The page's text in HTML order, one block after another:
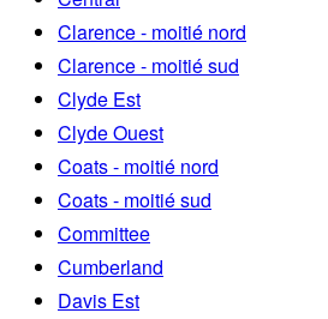
Clarence - moitié nord
Clarence - moitié sud
Clyde Est
Clyde Ouest
Coats - moitié nord
Coats - moitié sud
Committee
Cumberland
Davis Est